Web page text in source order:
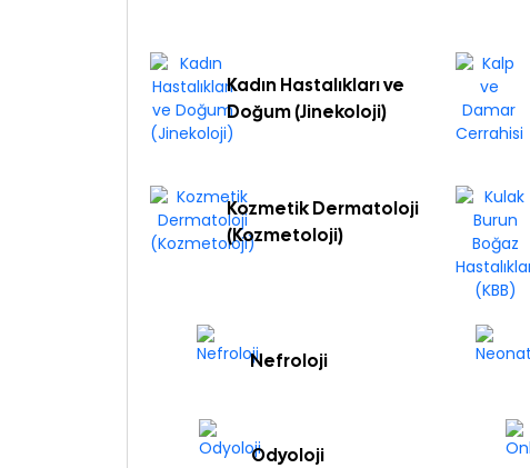
Kadın Hastalıkları ve
Doğum (Jinekoloji)
Kozmetik Dermatoloji
(Kozmetoloji)
Nefroloji
Odyoloji